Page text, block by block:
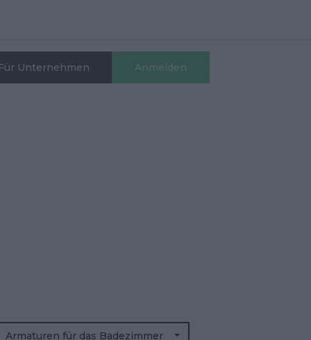
Für Unternehmen Anmelden
Armaturen für das Badezimmer